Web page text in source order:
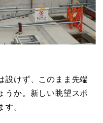
設けず、このまま先端
うか。新しい眺望スポ
す。